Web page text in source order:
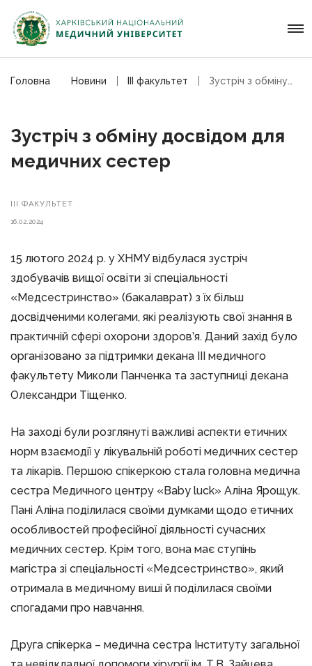
Головна Новини ІІІ факультет
Зустріч з обміну досвідом для
медичних сестер
ІІІ ФАКУЛЬТЕТ
16.02.2024
15 лютого 2024 р. у ХНМУ відбулася зустріч
здобувачів вищої освіти зі спеціальності
«Медсестринство» (бакалаврат) з їх більш
досвідченими колегами, які реалізують свої знання в
практичній сфері охорони здоров’я. Даний захід було
організовано за підтримки декана ІІІ медичного
факультету Миколи Панченка та заступниці декана
Олександри Тіщенко.
На заході були розглянуті важливі аспекти етичних
норм взаємодії у лікувальній роботі медичних сестер
та лікарів. Першою спікеркою стала головна медична
сестра Медичного центру «Baby luck» Аліна Ярощук.
Пані Аліна поділилася своїми думками щодо етичних
особливостей професійної діяльності сучасних
медичних сестер. Крім того, вона має ступінь
магістра зі спеціальності «Медсестринство», який
отримала в медичному виші й поділилася своїми
спогадами про навчання.
Друга спікерка – медична сестра Інституту загальної